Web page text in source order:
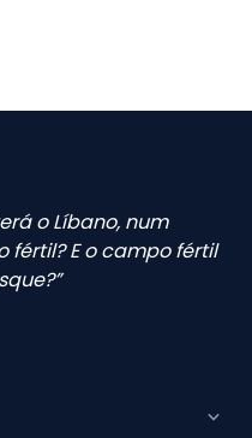
o Líbano, num
fértil? E o campo fértil